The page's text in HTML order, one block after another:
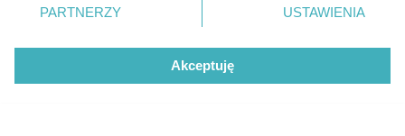
Historia miasta
Zdjęcia miasta
znajdujący się w lewym dolnym rogu strony
. Niektóre
przetwarzaniu. Preferencje będą miały zastosowania tylko
PARTNERZY USTAWIENIA
Akceptuję